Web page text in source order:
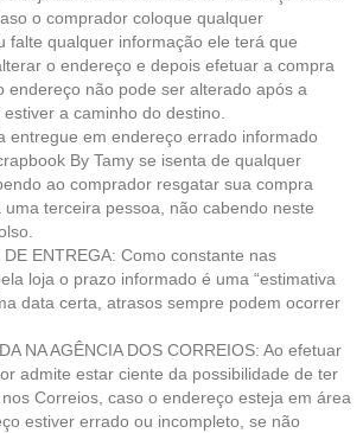
o comprador coloque qualquer
falte qualquer informação ele terá que
o endereço e depois efetuar a compra
endereço não pode ser alterado após a
a caminho do destino.
entregue em endereço errado informado
By Tamy se isenta de qualquer
ao comprador resgatar sua compra
terceira pessoa, não cabendo neste
ENTREGA: Como constante nas
loja o prazo informado é uma “estimativa
data certa, atrasos sempre podem ocorrer
NA AGÊNCIA DOS CORREIOS: Ao efetuar
admite estar ciente da possibilidade de ter
Correios, caso o endereço esteja em área
estiver errado ou incompleto, se não